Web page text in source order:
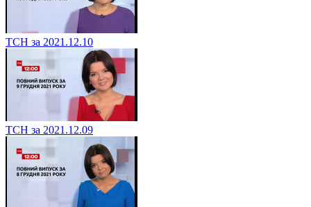
ТСН за 2021.12.10
ТСН за 2021.12.09